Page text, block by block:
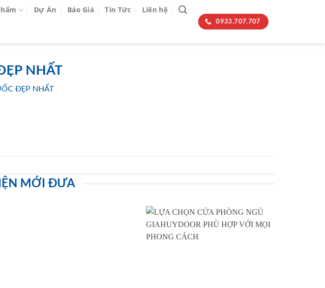
Dự Án Báo Giá Tin Tức Liên hệ
0933.707.707
NHẤT
ĐẸP NHẤT
MỚI ĐƯA